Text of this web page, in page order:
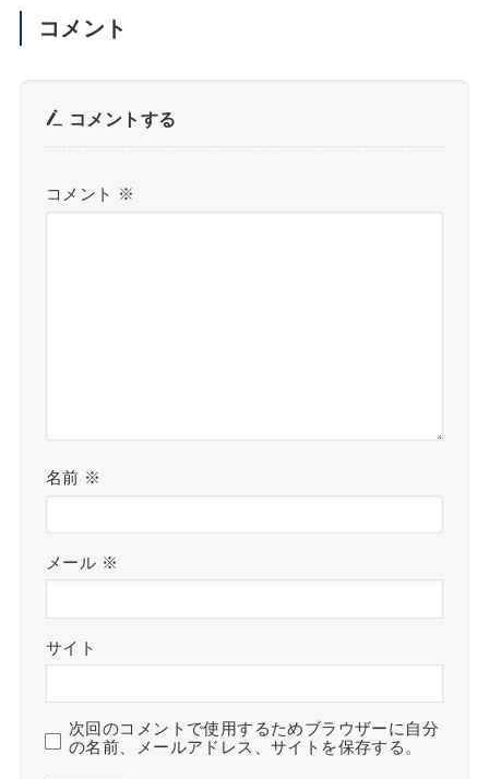
コメント
コメントする
コメント ※
名前 ※
メール ※
サイト
次回のコメントで使用するためブラウザーに自分
の名前、メールアドレス、サイトを保存する。